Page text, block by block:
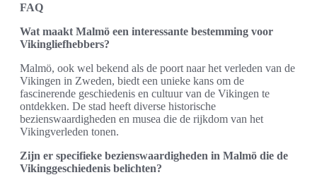
FAQ
Wat maakt Malmö een interessante bestemming voor
Vikingliefhebbers?
Malmö, ook wel bekend als de poort naar het verleden van de
Vikingen in Zweden, biedt een unieke kans om de
fascinerende geschiedenis en cultuur van de Vikingen te
ontdekken. De stad heeft diverse historische
bezienswaardigheden en musea die de rijkdom van het
Vikingverleden tonen.
Zijn er specifieke bezienswaardigheden in Malmö die de
Vikinggeschiedenis belichten?